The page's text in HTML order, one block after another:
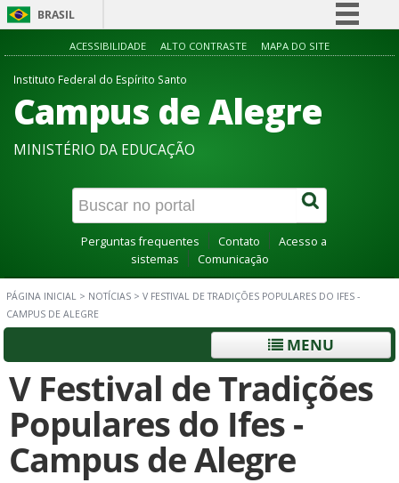
BRASIL
Simplifique!
Acesso à informação
Canais
ACESSIBILIDADE ALTO CONTRASTE MAPA DO SITE
Instituto Federal do Espírito Santo
Campus de Alegre
MINISTÉRIO DA EDUCAÇÃO
Perguntas frequentes Contato
Acesso a
sistemas
Comunicação
PÁGINA INICIAL > NOTÍCIAS > V FESTIVAL DE TRADIÇÕES POPULARES DO IFES -
CAMPUS DE ALEGRE
MENU
V Festival de Tradições
Populares do Ifes -
Campus de Alegre